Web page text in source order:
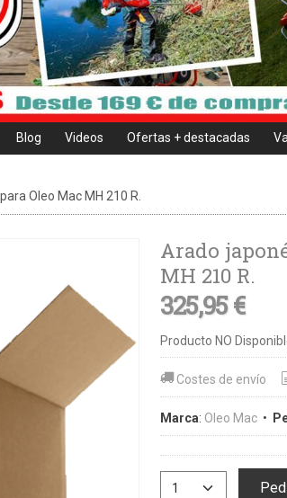
Blog Videos Ofertas + destacadas
Oleo Mac MH 210 R.
Arado
MH 210 R.
325,95 €
Producto NO
Costes de envío
Marca: Oleo Mac•